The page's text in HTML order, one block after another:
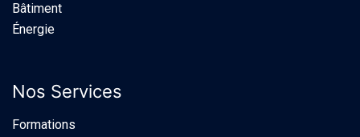
Bâtiment
Énergie
Nos Services
Formations